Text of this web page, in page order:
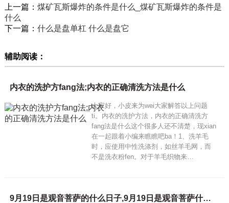
上一篇： 煤矿瓦斯爆炸的条件是什么_煤矿瓦斯爆炸的条件是
什么
下一篇： 什么是盘单杠 什么是盘它
辅助阅读：
内衣的洗护方fang法;内衣的正确清洗方法是什么
大家好，小皮来为wei大家解答以上问题
ti。内衣的洗护方法，内衣的正确清洗方
fang法是什么这个很多人还不清楚，现xian
在一起跟着小编来瞧瞧吧ba！1、洗羊毛
时，应使用中性洗涤剂，如丝羊毛网，而
不是洗衣粉fen。对于羊毛织物来…
9月19日是观音菩萨的什么日子,9月19日是观音菩萨什么日